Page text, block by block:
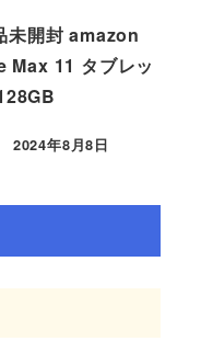
未開封 amazon
Max 11 タブレッ
2024年8月8日